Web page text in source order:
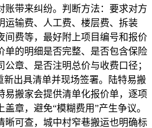
账带来纠纷。判断方法：要求对方
运输费、人工费、楼层费、拆装
间费等，最好附上项目编号和报价
单的明细是否完整、是否包含保险
章、是否注明总价与收费口径；
新出具清单并现场签署。陆特易搬
易搬家会提供清单化报价单，逐项
章，避免“模糊费用”产生争议。
晰可查，城中村窄巷搬运也明确标